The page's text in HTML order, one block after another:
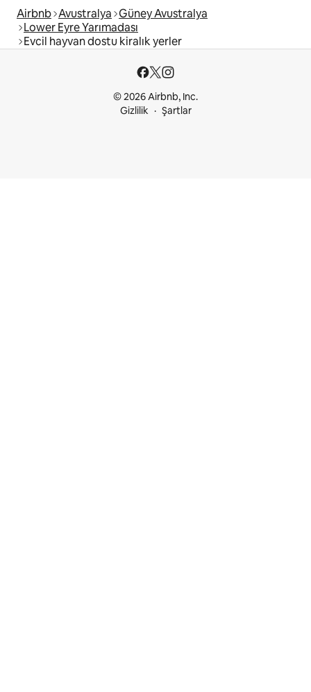
Airbnb Avustralya Güney Avustralya
Lower Eyre Yarımadası
Evcil hayvan dostu kiralık yerler
© 2026 Airbnb, Inc.
Gizlilik
Şartlar